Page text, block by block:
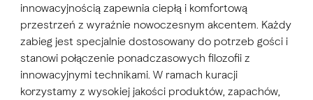
innowacyjnością zapewnia ciepłą i komfortową
przestrzeń z wyraźnie nowoczesnym akcentem. Każdy
zabieg jest specjalnie dostosowany do potrzeb gości i
stanowi połączenie ponadczasowych filozofii z
innowacyjnymi technikami. W ramach kuracji
korzystamy z wysokiej jakości produktów, zapachów,